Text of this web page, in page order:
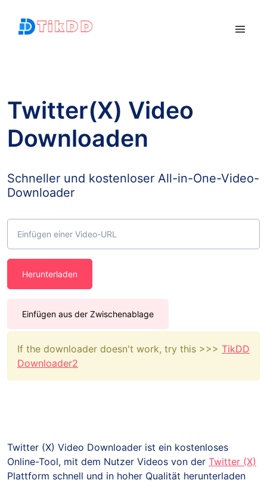
Twitter(X) Video
Downloaden
Schneller und kostenloser All-in-One-Video-
Downloader
Herunterladen
Einfügen aus der Zwischenablage
If the downloader doesn't work, try this >>> TikDD
Downloader2
Twitter (X) Video Downloader ist ein kostenloses
Online-Tool, mit dem Nutzer Videos von der Twitter (X)
Plattform schnell und in hoher Qualität herunterladen